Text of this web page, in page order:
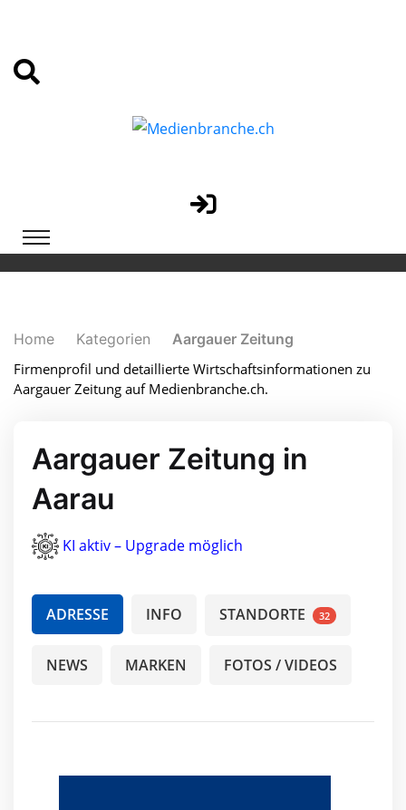
Home Kategorien
Aargauer Zeitung
Firmenprofil und detaillierte Wirtschaftsinformationen zu
Aargauer Zeitung auf Medienbranche.ch.
Aargauer Zeitung in
Aarau
KI aktiv – Upgrade möglich
ADRESSE INFO STANDORTE 32
NEWS MARKEN FOTOS / VIDEOS